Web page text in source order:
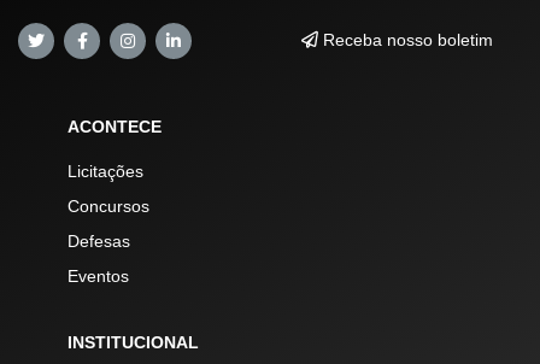
Receba nosso boletim
ACONTECE
Licitações
Concursos
Defesas
Eventos
INSTITUCIONAL